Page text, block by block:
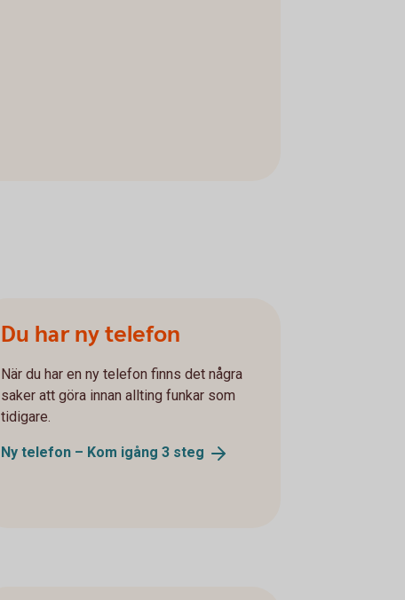
Du har ny telefon
När du har en ny telefon finns det några
saker att göra innan allting funkar som
tidigare.
Ny telefon – Kom igång 3 steg